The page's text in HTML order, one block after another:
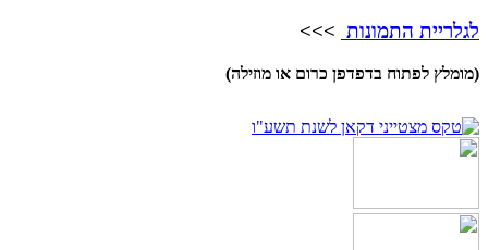
לגלריית התמונות >>>
(מומלץ לפתוח בדפדפן כרום או מוזילה)